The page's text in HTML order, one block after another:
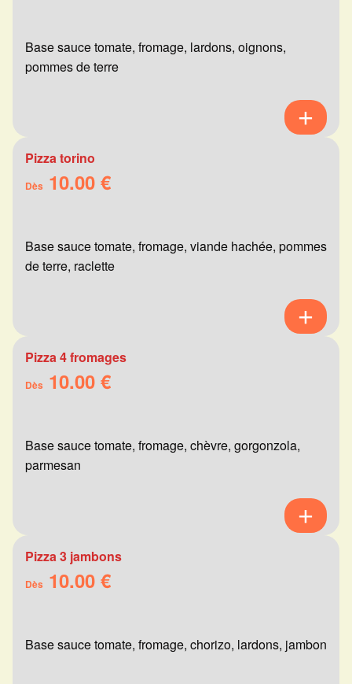
Base sauce tomate, fromage, lardons, oignons,
pommes de terre
Pizza torino
Dès 10.00 €
Base sauce tomate, fromage, viande hachée, pommes
de terre, raclette
Pizza 4 fromages
Dès 10.00 €
Base sauce tomate, fromage, chèvre, gorgonzola,
parmesan
Pizza 3 jambons
Dès 10.00 €
Base sauce tomate, fromage, chorizo, lardons, jambon